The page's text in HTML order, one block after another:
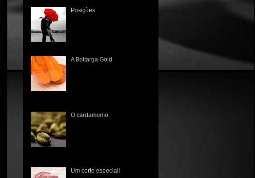
Posições
A Bottarga Gold
O cardamomo
Um corte especial!